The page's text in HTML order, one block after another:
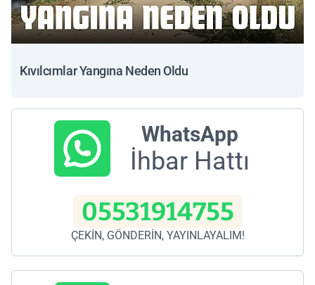
Kıvılcımlar Yangına Neden Oldu
WhatsApp
İhbar Hattı
05531914755
ÇEKİN, GÖNDERİN, YAYINLAYALIM!